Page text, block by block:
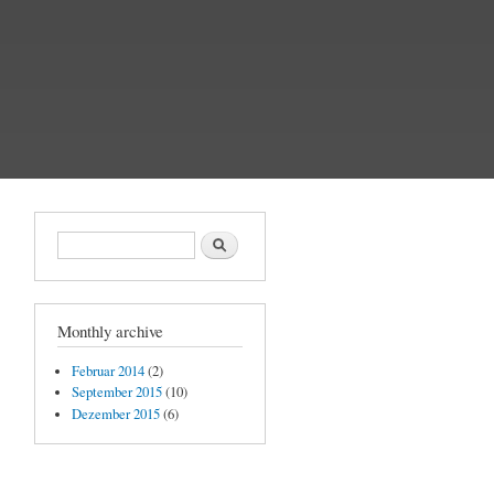
Suchformular Suche
Monthly archive
Februar 2014(2)
September 2015(10)
Dezember 2015(6)